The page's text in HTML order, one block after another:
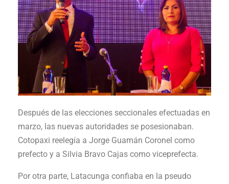
Después de las elecciones seccionales efectuadas en
marzo, las nuevas autoridades se posesionaban.
Cotopaxi reelegía a Jorge Guamán Coronel como
prefecto y a Silvia Bravo Cajas como viceprefecta.
Por otra parte, Latacunga confiaba en la pseudo